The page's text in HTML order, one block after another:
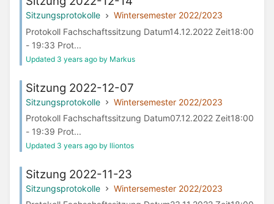
Sitzungsprotokolle
Wintersemester 2022/2023
Protokoll Fachschaftssitzung Datum14.12.2022 Zeit18:00
- 19:33 Prot...
Updated 3 years ago by Markus
Sitzung 2022-12-07
Sitzungsprotokolle
Wintersemester 2022/2023
Protokoll Fachschaftssitzung Datum07.12.2022 Zeit18:00
- 19:39 Prot...
Updated 3 years ago by lliontos
Sitzung 2022-11-23
Sitzungsprotokolle
Wintersemester 2022/2023